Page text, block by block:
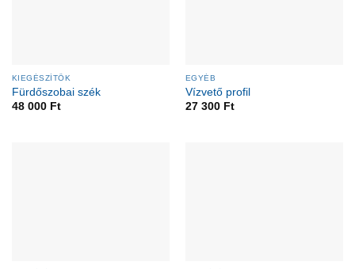
KIEGÉSZÍTŐK
Fürdőszobai szék
48 000 Ft
EGYÉB
Vízvető profil
27 300 Ft